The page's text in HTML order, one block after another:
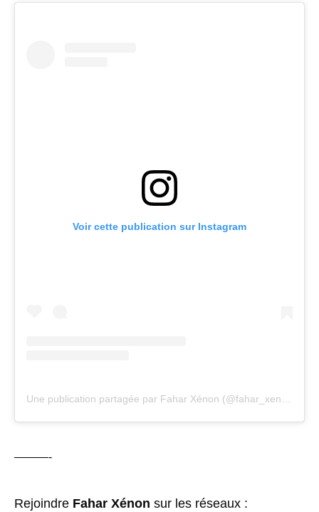
Voir cette publication sur Instagram
———-
Rejoindre Fahar Xénon sur les réseaux :